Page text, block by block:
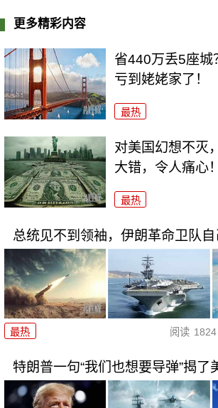
更多精彩内容
省440万丢5座城
亏到姥姥家了！
最热
对美国幻想不灭
大错，令人痛心！
最热
总统见不到领袖，伊朗革命卫队自
最热 阅读 1824
特朗普一句“我们也想要导弹”揭了